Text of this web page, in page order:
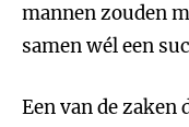
mannen zouden
samen wél een
Een van de zaken